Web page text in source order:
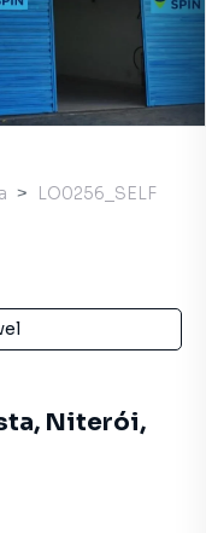
LO0256_SELF
Niterói,